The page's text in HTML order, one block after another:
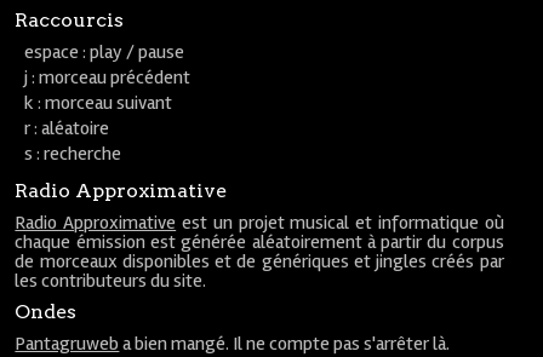
Raccourcis
espace : play / pause
j : morceau précédent
k : morceau suivant
r : aléatoire
s : recherche
Radio Approximative
Radio Approximative est un projet musical et informatique où
chaque émission est générée aléatoirement à partir du corpus
de morceaux disponibles et de génériques et jingles créés par
les contributeurs du site.
Ondes
Pantagruweb a bien mangé. Il ne compte pas s'arrêter là.